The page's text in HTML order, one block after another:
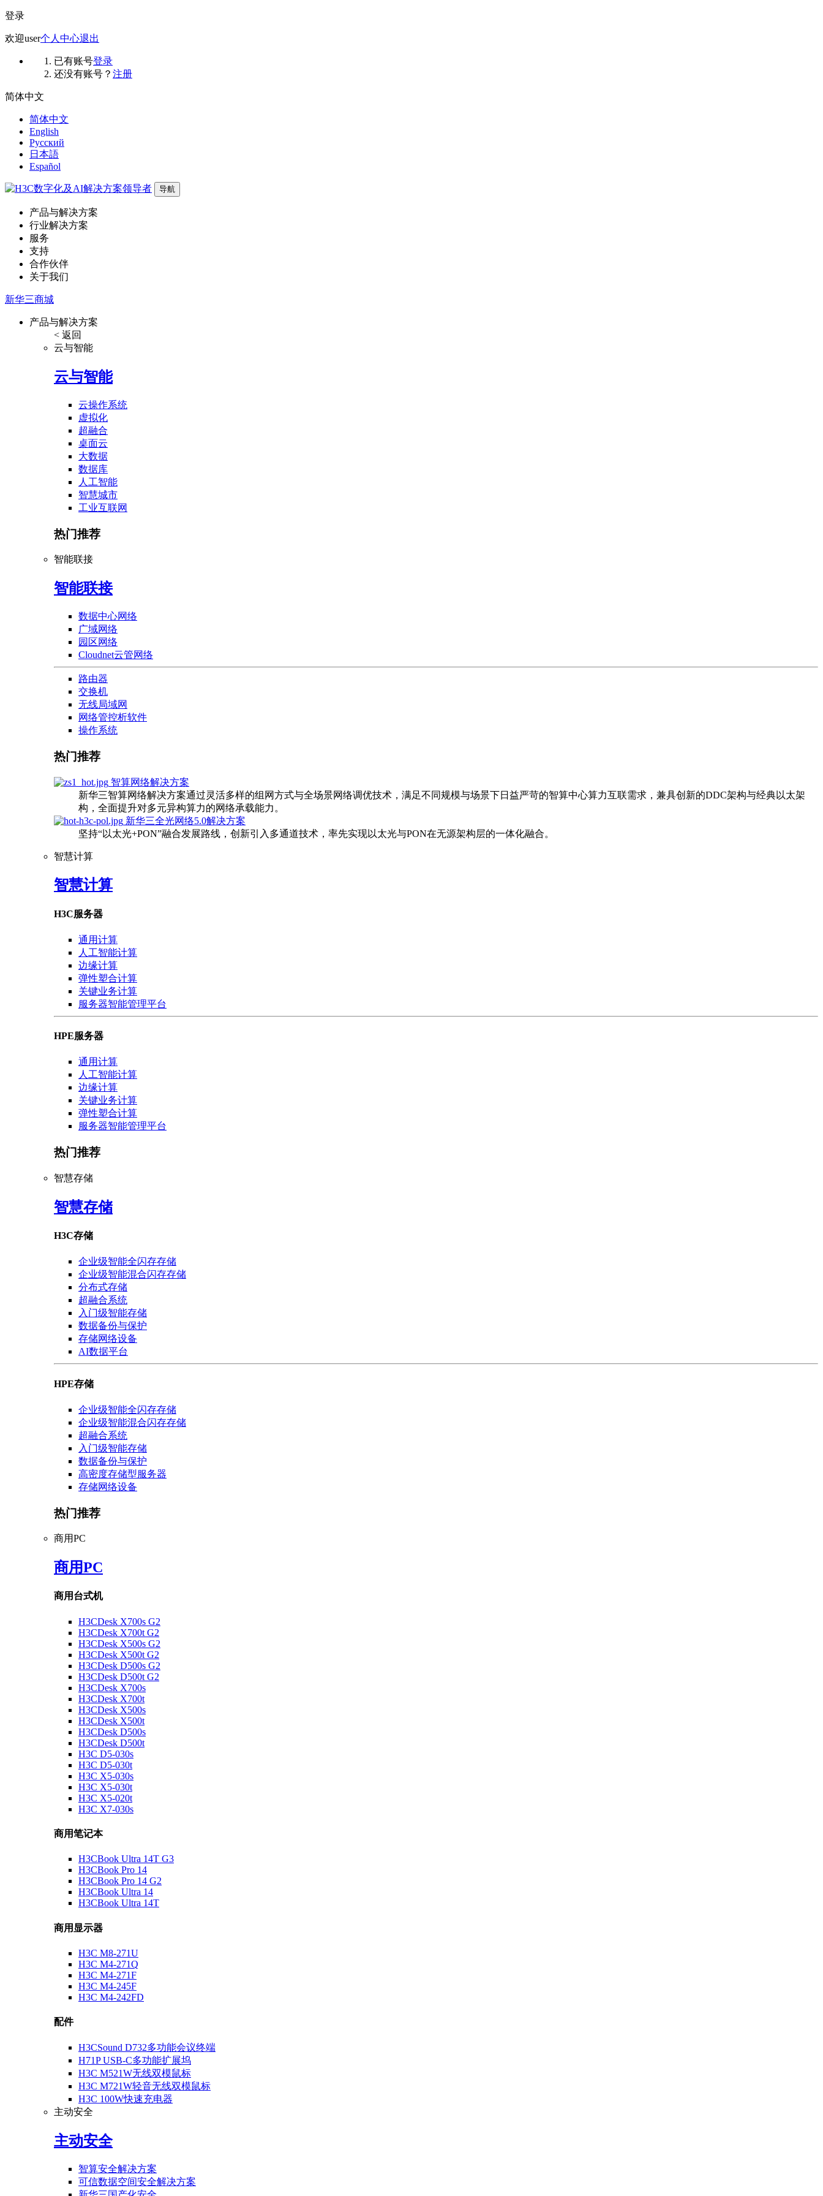
登录
欢迎user个人中心退出
已有账号登录
还没有账号？ 注册
简体中文
简体中文
English
Русский
日本語
Español
导航
产品与解决方案
行业解决方案
服务
支持
合作伙伴
关于我们
新华三商城
产品与解决方案
< 返回
云与智能
云与智能
云操作系统
虚拟化
超融合
桌面云
大数据
数据库
人工智能
智慧城市
工业互联网
热门推荐
智能联接
智能联接
数据中心网络
广域网络
园区网络
Cloudnet云管网络
路由器
交换机
无线局域网
网络管控析软件
操作系统
热门推荐
智算网络解决方案
新华三智算网络解决方案通过灵活多样的组网方式与全场景网络调优技术，满足不同规模与场景下日益严苛的智算中心算力互联需求，兼具创新的DDC架构与经典以太架
构，全面提升对多元异构算力的网络承载能力。
新华三全光网络5.0解决方案
坚持“以太光+PON”融合发展路线，创新引入多通道技术，率先实现以太光与PON在无源架构层的一体化融合。
智慧计算
智慧计算
H3C服务器
通用计算
人工智能计算
边缘计算
弹性塑合计算
关键业务计算
服务器智能管理平台
HPE服务器
通用计算
人工智能计算
边缘计算
关键业务计算
弹性塑合计算
服务器智能管理平台
热门推荐
智慧存储
智慧存储
H3C存储
企业级智能全闪存存储
企业级智能混合闪存存储
分布式存储
超融合系统
入门级智能存储
数据备份与保护
存储网络设备
AI数据平台
HPE存储
企业级智能全闪存存储
企业级智能混合闪存存储
超融合系统
入门级智能存储
数据备份与保护
高密度存储型服务器
存储网络设备
热门推荐
商用PC
商用PC
商用台式机
H3CDesk X700s G2
H3CDesk X700t G2
H3CDesk X500s G2
H3CDesk X500t G2
H3CDesk D500s G2
H3CDesk D500t G2
H3CDesk X700s
H3CDesk X700t
H3CDesk X500s
H3CDesk X500t
H3CDesk D500s
H3CDesk D500t
H3C D5-030s
H3C D5-030t
H3C X5-030s
H3C X5-030t
H3C X5-020t
H3C X7-030s
商用笔记本
H3CBook Ultra 14T G3
H3CBook Pro 14
H3CBook Pro 14 G2
H3CBook Ultra 14
H3CBook Ultra 14T
商用显示器
H3C M8-271U
H3C M4-271Q
H3C M4-271F
H3C M4-245F
H3C M4-242FD
配件
H3CSound D732多功能会议终端
H71P USB-C多功能扩展坞
H3C M521W无线双模鼠标
H3C M721W轻音无线双模鼠标
H3C 100W快速充电器
主动安全
主动安全
智算安全解决方案
可信数据空间安全解决方案